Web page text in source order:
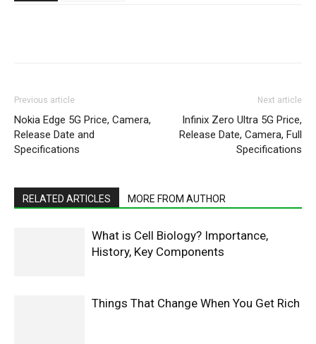
Previous article
Nokia Edge 5G Price, Camera,
Release Date and
Specifications
Next article
Infinix Zero Ultra 5G Price,
Release Date, Camera, Full
Specifications
RELATED ARTICLES MORE FROM AUTHOR
What is Cell Biology? Importance,
History, Key Components
Things That Change When You Get Rich